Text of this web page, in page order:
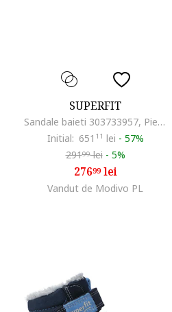
SUPERFIT
Sandale baieti 303733957, Piele ecologica, 27 EU, Rosu
Initial: 651 11 lei - 57%
29199lei - 5%
27699lei
Vandut de Modivo PL